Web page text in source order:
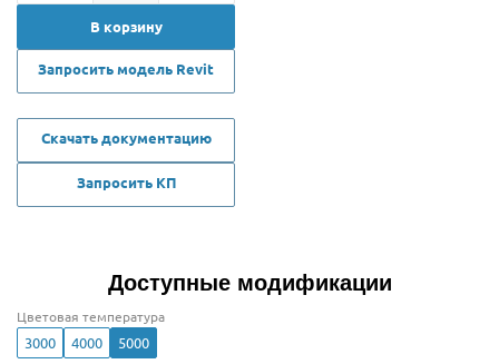
В корзину
Запросить модель Revit
Скачать документацию
Запросить КП
Доступные модификации
Цветовая температура
3000 4000 5000